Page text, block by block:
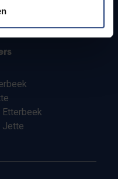
Etterbeek
Jette